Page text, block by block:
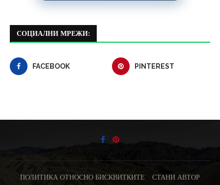
СОЦИАЛНИ МРЕЖИ:
FACEBOOK PINTEREST
ПОЛИТИКА ОТНОСНО БИСКВИТКИТЕ СТАНИ АВТОР